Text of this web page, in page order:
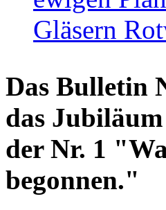
Gläsern
Das Bulletin
das
der Nr. 1
begonnen."